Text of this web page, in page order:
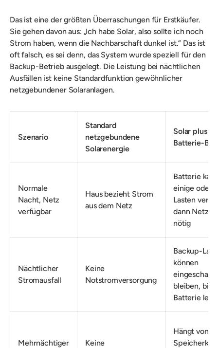
Das ist eine der größten Überraschungen für Erstkäufer.
Sie gehen davon aus: „Ich habe Solar, also sollte ich noch
Strom haben, wenn die Nachbarschaft dunkel ist.“ Das ist
oft falsch, es sei denn, das System wurde speziell für den
Backup-Betrieb ausgelegt. Die Leistung bei nächtlichen
Ausfällen ist keine Standardfunktion gewöhnlicher
netzgebundener Solaranlagen.
Szenario
Standard
netzgebundene
Solarenergie
Solar plus
Batterie-
Normale
Nacht, Netz
verfügbar
Haus bezieht Strom
aus dem Netz
Batterie
einige oder
Lasten
dann Netz,
nötig
Nächtlicher
Stromausfall
Keine
Notstromversorgung
Backup-
können
bleiben, bis
Batterie leer
Mehrnächtiger
Keine
Hängt von